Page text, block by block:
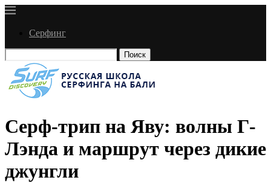
Серфинг
Поиск
Серф-трип на Яву: волны Г-
Лэнда и маршрут через дикие
джунгли